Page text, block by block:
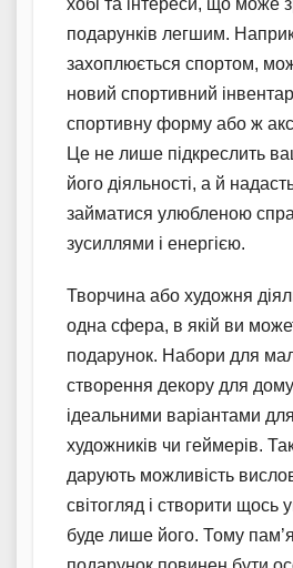
подарунків легшим.
захоплюється спортом,
новий спортивний
спортивну форму або ж
Це не лише підкреслить
його діяльності, а й
займатися улюбленою
зусиллями і енергією.
Творчина або художня
одна сфера, в якій ви
подарунок. Набори для
створення декору для
ідеальними варіантами
художників чи геймерів.
дарують можливість
світогляд і створити щось
буде лише його. Тому